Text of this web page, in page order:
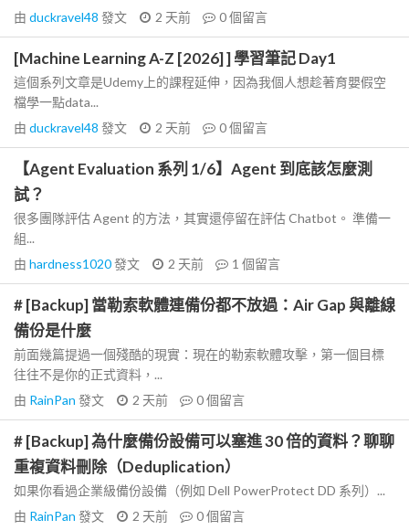
由 duckravel48 發文 2 天前 0個留言
[Machine Learning A-Z [2026] ] 學習筆記 Day1
這個系列文章是Udemy上的課程延伸，因為我個人想趁著育嬰假空
檔學一點data...
由 duckravel48 發文 2 天前 0個留言
【Agent Evaluation 系列 1/6】Agent 到底該怎麼測
試？
很多團隊評估 Agent 的方法，其實還停留在評估 Chatbot。 準備一
組...
由 hardness1020發文 2 天前 1 個留言
# [Backup] 當勒索軟體連備份都不放過：Air Gap 與離線
備份是什麼
前面幾篇提過一個殘酷的現實：現在的勒索軟體攻擊，第一個目標
往往不是你的正式資料，...
由 RainPan 發文 2 天前 0個留言
# [Backup] 為什麼備份設備可以塞進 30 倍的資料？聊聊
重複資料刪除（Deduplication）
如果你看過企業級備份設備（例如 Dell PowerProtect DD 系列）...
由 RainPan 發文 2 天前 0個留言